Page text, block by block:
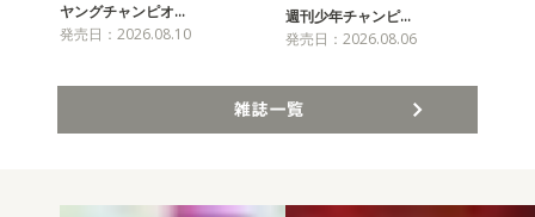
ヤングチャンピオ…
発売日：2026.08.10
週刊少年チャンピ…
発売日：2026.08.06